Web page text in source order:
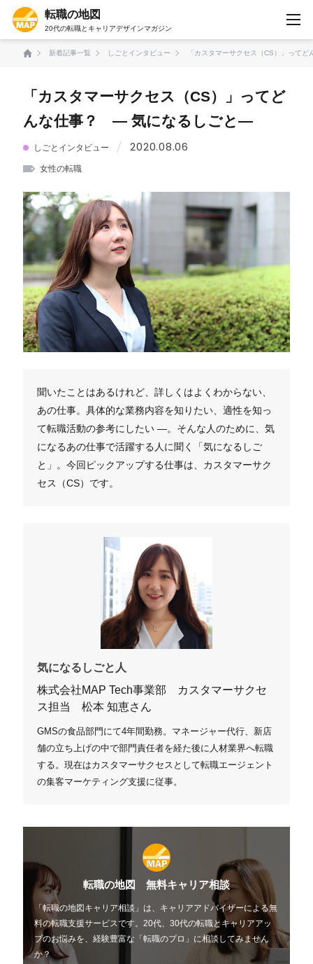
転職の地図
20代の転職とキャリアデザインマガジン
新着記事一覧 しごとインタビュー 「カスタマーサクセス（CS）」っ
「カスタマーサクセス（CS）」ってど
んな仕事？ ― 気になるしごと―
しごとインタビュー 2020.08.06
女性の転職
聞いたことはあるけれど、詳しくはよくわからない、
あの仕事。具体的な業務内容を知りたい、適性を知っ
て転職活動の参考にしたい ―。そんな人のために、気
になるあの仕事で活躍する人に聞く「気になるしご
と」。今回ピックアップする仕事は、カスタマーサク
セス（CS）です。
気になるしごと人
株式会社MAP Tech事業部 カスタマーサクセ
ス担当 松本 知恵さん
GMSの食品部門にて4年間勤務。マネージャー代行、新店
舗の立ち上げの中で部門責任者を経た後に人材業界へ転職
する。現在はカスタマーサクセスとして転職エージェント
の集客マーケティング支援に従事。
転職の地図 無料キャリア相談
「転職の地図キャリア相談」は、キャリアアドバイザーによる無
料の転職支援サービスです。20代、30代の転職とキャリアアッ
プのお悩みを、経験豊富な「転職のプロ」に相談してみません
か？